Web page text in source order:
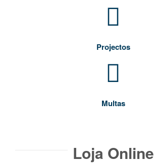
Projectos
Multas
Loja Online